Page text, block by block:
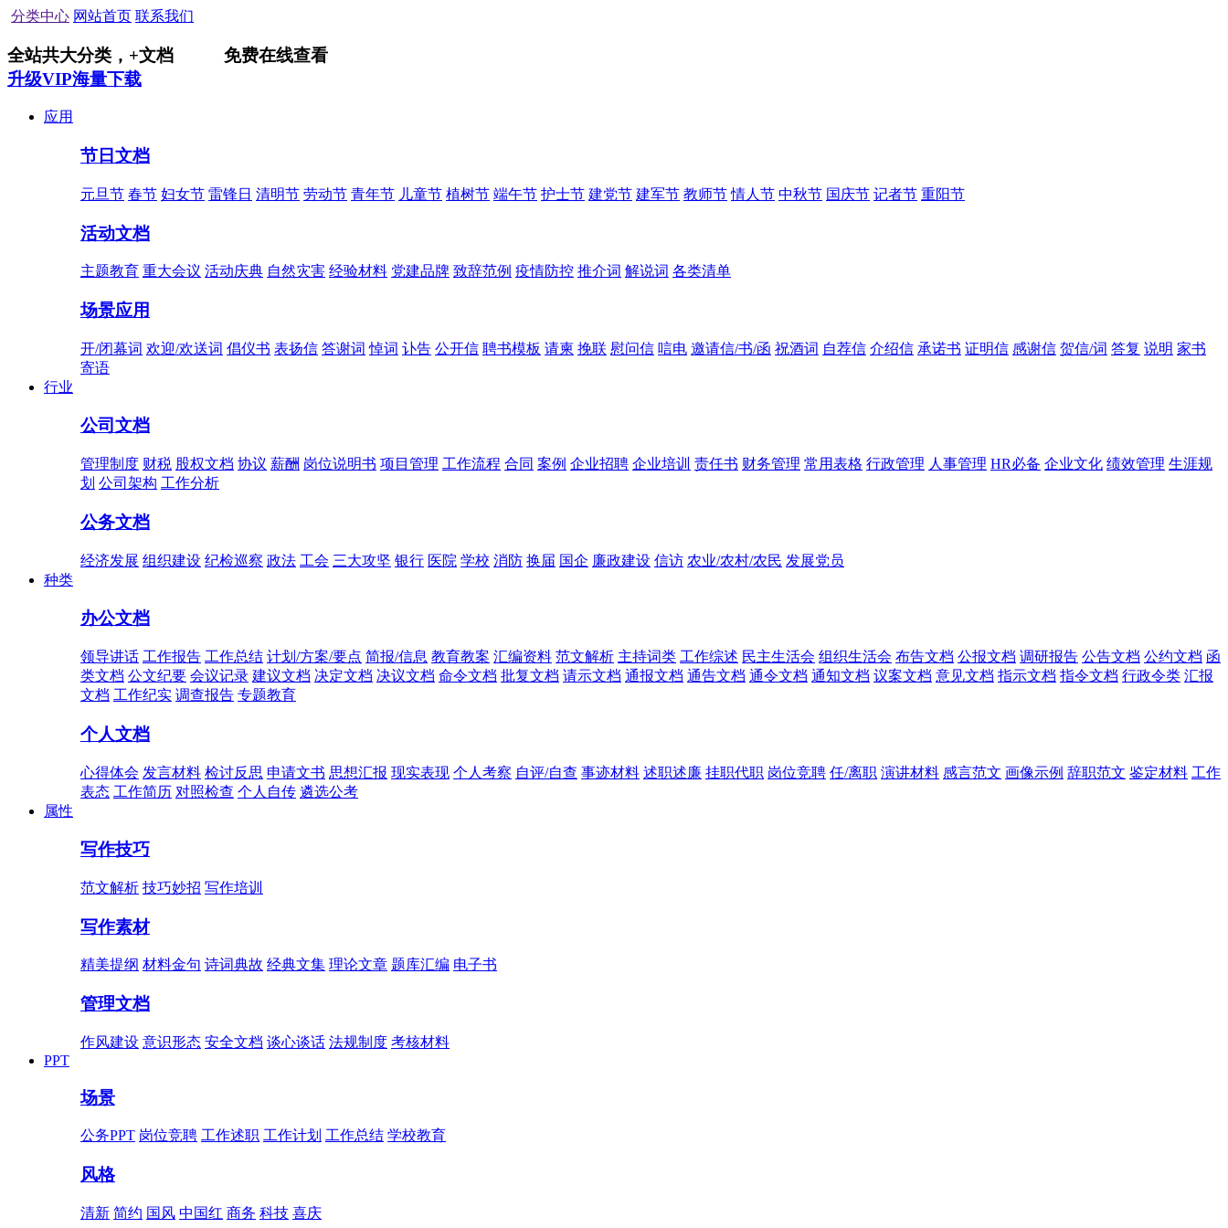
分类中心 网站首页 联系我们
全站共大分类， +文档
免费在线查看
升级VIP海量下载
应用
节日文档
元旦节 春节 妇女节 雷锋日 清明节 劳动节 青年节 儿童节 植树节 端午节 护士节 建党节 建军节 教师节 情人节 中秋节 国庆节 记者节 重阳节
活动文档
主题教育 重大会议 活动庆典 自然灾害 经验材料 党建品牌 致辞范例 疫情防控 推介词 解说词 各类清单
场景应用
开/闭幕词 欢迎/欢送词 倡仪书 表扬信 答谢词 悼词 讣告 公开信 聘书模板 请柬 挽联 慰问信 唁电 邀请信/书/函 祝酒词 自荐信 介绍信 承诺书 证明信 感谢信 贺信/词 答复 说明 家书
寄语
行业
公司文档
管理制度 财税 股权文档 协议 薪酬 岗位说明书 项目管理 工作流程 合同 案例 企业招聘 企业培训 责任书 财务管理 常用表格 行政管理 人事管理 HR必备 企业文化 绩效管理 生涯规
划 公司架构 工作分析
公务文档
经济发展 组织建设 纪检巡察 政法 工会 三大攻坚 银行 医院 学校 消防 换届 国企 廉政建设 信访 农业/农村/农民 发展党员
种类
办公文档
领导讲话 工作报告 工作总结 计划/方案/要点 简报/信息 教育教案 汇编资料 范文解析 主持词类 工作综述 民主生活会 组织生活会 布告文档 公报文档 调研报告 公告文档 公约文档 函
类文档 公文纪要 会议记录 建议文档 决定文档 决议文档 命令文档 批复文档 请示文档 通报文档 通告文档 通令文档 通知文档 议案文档 意见文档 指示文档 指令文档 行政令类 汇报
文档 工作纪实 调查报告 专题教育
个人文档
心得体会 发言材料 检讨反思 申请文书 思想汇报 现实表现 个人考察 自评/自查 事迹材料 述职述廉 挂职代职 岗位竞聘 任/离职 演讲材料 感言范文 画像示例 辞职范文 鉴定材料 工作
表态 工作简历 对照检查 个人自传 遴选公考
属性
写作技巧
范文解析 技巧妙招 写作培训
写作素材
精美提纲 材料金句 诗词典故 经典文集 理论文章 题库汇编 电子书
管理文档
作风建设 意识形态 安全文档 谈心谈话 法规制度 考核材料
PPT
场景
公务PPT 岗位竞聘 工作述职 工作计划 工作总结 学校教育
风格
清新 简约 国风 中国红 商务 科技 喜庆